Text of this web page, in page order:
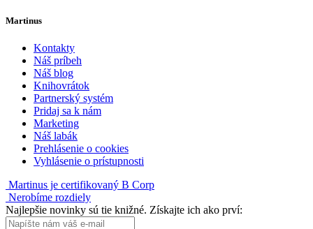
Martinus
Kontakty
Náš príbeh
Náš blog
Knihovrátok
Partnerský systém
Pridaj sa k nám
Marketing
Náš labák
Prehlásenie o cookies
Vyhlásenie o prístupnosti
Martinus je certifikovaný B Corp
Nerobíme rozdiely
Najlepšie novinky sú tie knižné. Získajte ich ako prví: